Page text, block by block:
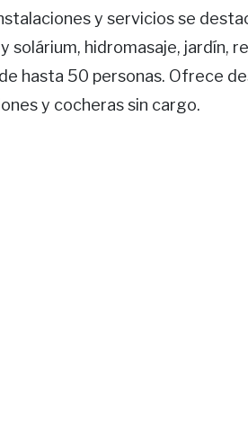
y servicios se
solárium, hidromasaje, jardín,
hasta 50 personas. Ofrece
y cocheras sin cargo.